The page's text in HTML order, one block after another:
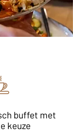
buffet met
keuze